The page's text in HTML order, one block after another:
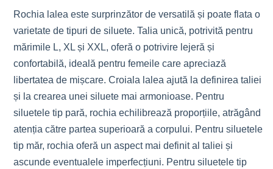
Rochia lalea este surprinzător de versatilă și poate flata o
varietate de tipuri de siluete. Talia unică, potrivită pentru
mărimile L, XL și XXL, oferă o potrivire lejeră și
confortabilă, ideală pentru femeile care apreciază
libertatea de mișcare. Croiala lalea ajută la definirea taliei
și la crearea unei siluete mai armonioase. Pentru
siluetele tip pară, rochia echilibrează proporțiile, atrăgând
atenția către partea superioară a corpului. Pentru siluetele
tip măr, rochia oferă un aspect mai definit al taliei și
ascunde eventualele imperfecțiuni. Pentru siluetele tip